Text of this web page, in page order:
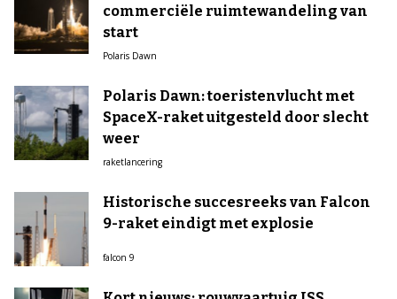
commerciële ruimtewandeling van
start
Polaris Dawn
Polaris Dawn: toeristenvlucht met
SpaceX-raket uitgesteld door slecht
weer
raketlancering
Historische succesreeks van Falcon
9-raket eindigt met explosie
falcon 9